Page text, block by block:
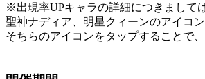
※出現率UPキャラの詳細につきまして
聖神ナディア、明星クィーンのアイコ
そちらのアイコンをタップすることで